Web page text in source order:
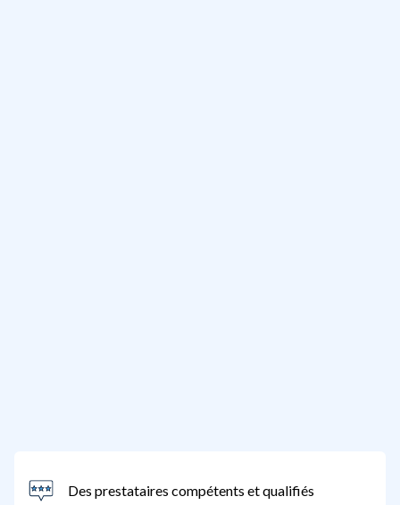
Des prestataires compétents et qualifiés